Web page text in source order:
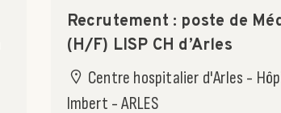
Recrutement : poste de
(H/F) LISP CH d’Arles
Centre hospitalier d'Arles -
Imbert - ARLES